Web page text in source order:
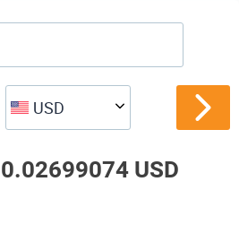
USD
0.02699074 USD